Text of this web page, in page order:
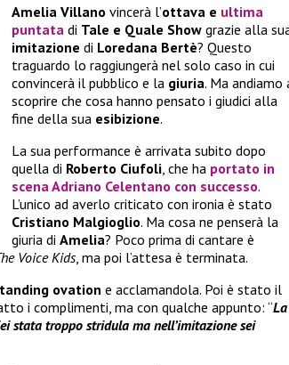
Amelia Villano vincerà l’ottava e ultima
puntata di Tale e Quale Show grazie alla
imitazione di Loredana Bertè? Questo
traguardo lo raggiungerà nel solo caso in cui
convincerà il pubblico e la giuria. Ma andiamo
scoprire che cosa hanno pensato i giudici alla
fine della sua esibizione.
La sua performance è arrivata subito dopo
quella di Roberto Ciufoli, che ha portato in
scena Adriano Celentano con successo.
L’unico ad averlo criticato con ironia è stato
Cristiano Malgioglio. Ma cosa ne penserà la
giuria di Amelia? Poco prima di cantare è
Voice Kids, ma poi l’attesa è terminata.
ovation e acclamandola. Poi è stato il
i complimenti, ma con qualche appunto: “La
stata troppo stridula ma nell’imitazione sei